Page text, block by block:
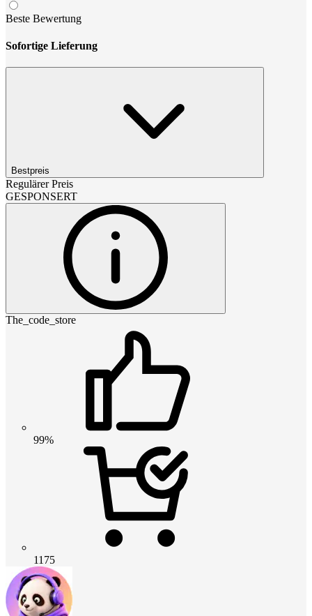
Beste Bewertung
Sofortige Lieferung
Bestpreis
Regulärer Preis
GESPONSERT
The_code_store
99%
1175